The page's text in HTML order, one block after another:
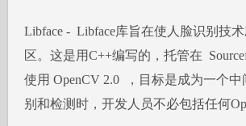
Libface - Libface库旨在使人脸识别技
区。这是用C++编写的，托管在
使用 OpenCV 2.0 ，目标是成为一个
别和检测时，开发人员不必包括任何